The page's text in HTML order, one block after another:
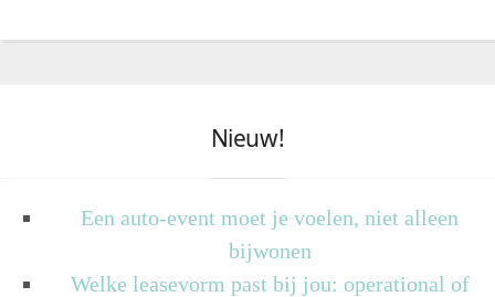
Nieuw!
Een auto-event moet je voelen, niet alleen
bijwonen
Welke leasevorm past bij jou: operational of